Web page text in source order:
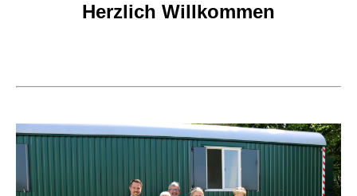
Herzlich Willkommen